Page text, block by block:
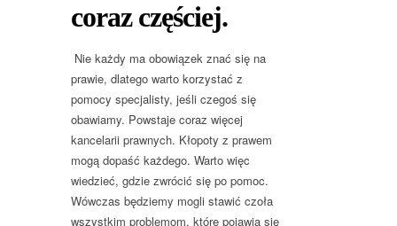
coraz częściej.
Nie każdy ma obowiązek znać się na
prawie, dlatego warto korzystać z
pomocy specjalisty, jeśli czegoś się
obawiamy. Powstaje coraz więcej
kancelarii prawnych. Kłopoty z prawem
mogą dopaść każdego. Warto więc
wiedzieć, gdzie zwrócić się po pomoc.
Wówczas będziemy mogli stawić czoła
wszystkim problemom, które pojawią się